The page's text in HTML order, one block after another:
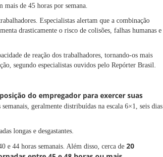
mais de 45 horas por semana.
Especialistas alertam que a combinação
drasticamente o risco de colisões, falhas humanas e
de reação dos trabalhadores, tornando-os mais
segundo especialistas ouvidos pelo Repórter Brasil.
do empregador para exercer suas
geralmente distribuídas na escala 6×1, seis dias
longas e desgastantes.
e 44 horas semanais. Além disso, cerca de 20